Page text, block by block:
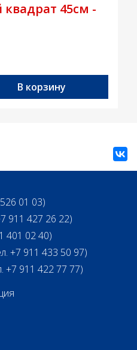
квадрат 45см -
В корзину
01 03)
911 427 26 22)
401 02 40)
+7 911 433 50 97)
+7 911 422 77 77)